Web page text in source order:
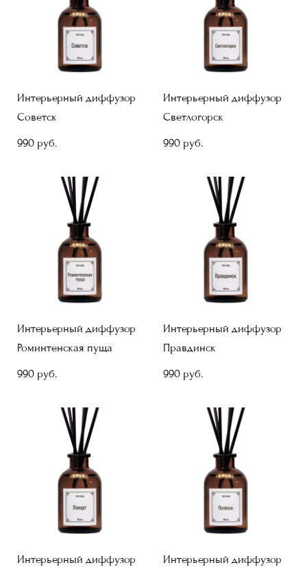
Интерьерный диффузор
Советск
990 pуб.
Интерьерный диффузор
Светлогорск
990 pуб.
Интерьерный диффузор
Роминтенская пуща
990 pуб.
Интерьерный диффузор
Правдинск
990 pуб.
Интерьерный диффузор
Интерьерный диффузор